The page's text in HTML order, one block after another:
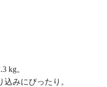
kg。
みにぴったり。